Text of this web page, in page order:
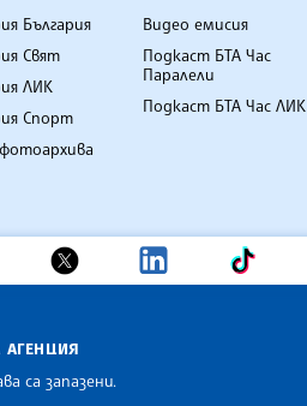
България
Свят
ЛИК
Спорт
Видео емисия
Подкаст БТА Час
Паралели
Подкаст БТА Час ЛИК
АГЕНЦИЯ
са запазени.